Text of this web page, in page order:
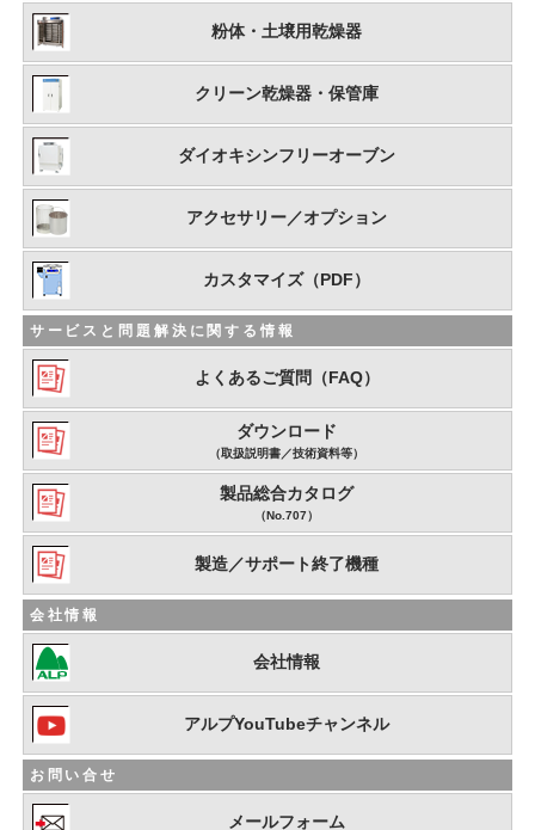
粉体・土壌用乾燥器
クリーン乾燥器・保管庫
ダイオキシンフリーオーブン
アクセサリー／オプション
カスタマイズ（PDF）
サービスと問題解決に関する情報
よくあるご質問（FAQ）
ダウンロード
（取扱説明書／技術資料等）
製品総合カタログ
（No.707）
製造／サポート終了機種
会社情報
会社情報
アルプYouTubeチャンネル
お問い合せ
メールフォーム